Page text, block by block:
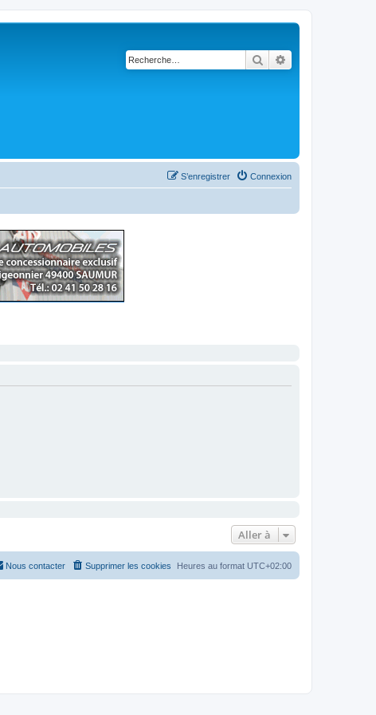
Rechercher
Connexion
S’enregistrer
Aller à
Heures au format UTC+02:00
Supprimer les cookies
Nous contacter